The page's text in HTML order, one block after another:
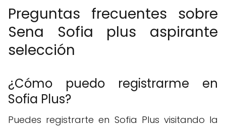
Preguntas frecuentes sobre
Sena Sofia plus aspirante
selección
¿Cómo puedo registrarme en
Sofia Plus?
Puedes registrarte en Sofia Plus visitando la